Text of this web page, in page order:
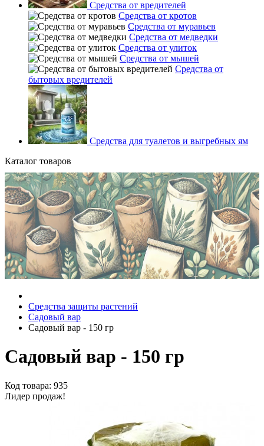
Средства от вредителей
Средства от кротов
Средства от муравьев
Средства от медведки
Средства от улиток
Средства от мышей
Средства от
бытовых вредителей
Средства для туалетов и выгребных ям
Каталог товаров
Средства защиты растений
Садовый вар
Садовый вар - 150 гр
Садовый вар - 150 гр
Код товара: 935
Лидер продаж!